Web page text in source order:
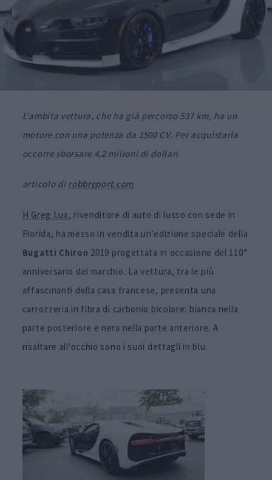
L’ambita vettura, che ha già percorso 537 km, ha un
motore con una potenza da 1500 CV. Per acquistarla
occorre sborsare 4,2 milioni di dollari
articolo di robbreport.com
H Greg Lux, rivenditore di auto di lusso con sede in
Florida, ha messo in vendita un’edizione speciale della
Bugatti Chiron 2019 progettata in occasione del 110°
anniversario del marchio. La vettura, tra le più
affascinanti della casa francese, presenta una
carrozzeria in fibra di carbonio bicolore: bianca nella
parte posteriore e nera nella parte anteriore. A
risaltare all’occhio sono i suoi dettagli in blu.